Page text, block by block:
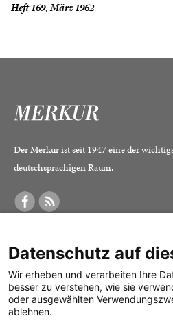
Heft 169, März 1962
Der Merkur ist seit 1947 eine der
deutschsprachigen Raum.
Was ist der Merkur?
Herausgeber /
Redaktion
Verlag
Alle Abos im
Print-Abo
Digital-Abo
Datenschutz auf
Wir erheben und verarbeiten Ihre
besser zu verstehen, wie sie
oder ausgewählten
ablehnen.